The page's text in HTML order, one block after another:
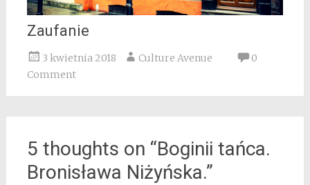
Zaufanie
3 kwietnia 2018 Culture Avenue
0
Comment
5 thoughts on “Boginii tańca.
Bronisława Niżyńska.”